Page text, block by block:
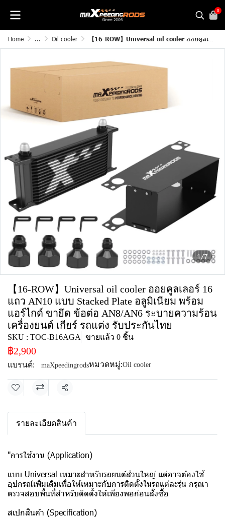
0
Home ... Oil cooler 【16-ROW】Universal oil cooler ออยคูลเลอร์ 16 แถว AN10 แบบ Stacked Plate อลูมิเนียม พร้อมแอร์ไกด์ ขายึด ข้อต่อ AN8/AN6 ระบายความร้อนเครื่องยนต์ เกียร์ รถแต่ง รับประกันไทย
1/7
【16-ROW】Universal oil cooler ออยคูลเลอร์ 16
แถว AN10 แบบ Stacked Plate อลูมิเนียม พร้อม
แอร์ไกด์ ขายึด ข้อต่อ AN8/AN6 ระบายความร้อน
เครื่องยนต์ เกียร์ รถแต่ง รับประกันไทย
SKU : TOC-B16AGA ขายแล้ว 0 ชิ้น
฿2,900
แบรนด์: maXpeedingrodsหมวดหมู่:Oil cooler
แชร์
รายละเอียดสินค้า
"การใช้งาน (Application)
แบบ Universal เหมาะสำหรับรถยนต์ส่วนใหญ่ แต่อาจต้องใช้
อุปกรณ์เพิ่มเติมเพื่อให้เหมาะกับการติดตั้งในรถแต่ละรุ่น กรุณา
ตรวจสอบพื้นที่สำหรับติดตั้งให้เพียงพอก่อนสั่งซื้อ
สเปกสินค้า (Specification)